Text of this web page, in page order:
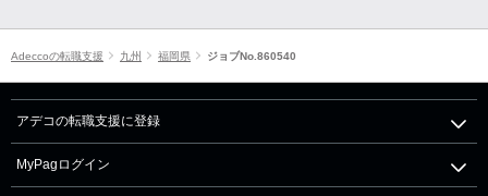
Adeccoの転職支援 九州 福岡県 ジョブNo.860540
アデコの転職支援に登録
MyPagログイン